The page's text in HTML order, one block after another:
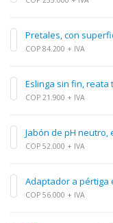
Pretales, con
COP 84.200 + IVA
Eslinga sin fin, reata
COP 21.900 + IVA
Jabón de pH neutro,
COP 52.000 + IVA
Adaptador a pértiga
COP 56.000 + IVA